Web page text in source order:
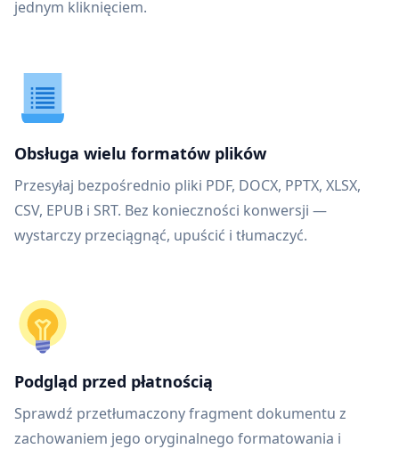
jednym kliknięciem.
Obsługa wielu formatów plików
Przesyłaj bezpośrednio pliki PDF, DOCX, PPTX, XLSX,
CSV, EPUB i SRT. Bez konieczności konwersji —
wystarczy przeciągnąć, upuścić i tłumaczyć.
Podgląd przed płatnością
Sprawdź przetłumaczony fragment dokumentu z
zachowaniem jego oryginalnego formatowania i